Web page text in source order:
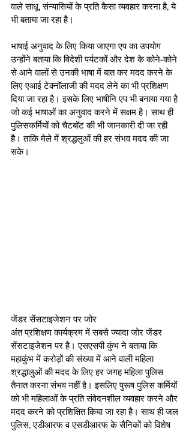
वाले साधू, संन्यासियों के प्रति कैसा व्यवहार करना है, ये
भी बताया जा रहा है।
भाषाई अनुवाद के लिए किया जाएगा एप का उपयोग
उन्होंने बताया कि विदेशी पर्यटकों और देश के कोने-कोने
से आने वालों से उनकी भाषा में बात कर मदद करने के
लिए एआई टेक्नॉलाजी की मदद लेने का भी प्रशिक्षण
दिया जा रहा है। इसके लिए भाषीनि एप भी बनाया गया है
जो कई भाषाओं का अनुवाद करने में सक्षम है। साथ ही
पुलिसकर्मियों को चैटबॉट की भी जानकारी दी जा रही
है। ताकि मेले में श्रद्धलुओं की हर संभव मदद की जा
सके।
जेंडर सेंसटाइजेशन पर जोर
अंत प्रशिक्षण कार्यक्रम में सबसे ज्यादा जोर जेंडर
सेंसटाइजेशन पर है। एसएसपी कुंभ ने बताया कि
महाकुंभ में करोड़ों की संख्या में आने वाली महिला
श्रद्धालुओं की मदद के लिए हर जगह महिला पुलिस
तैनात करना संभव नहीं है। इसलिए पुरूष पुलिस कर्मियों
को भी महिलाओं के प्रति संवेदनशील व्यवहार करने और
मदद करने को प्रशिक्षित किया जा रहा है। साथ ही जल
पुलिस, एडीआरफ व एसडीआरफ के सैनिकों को विशेष